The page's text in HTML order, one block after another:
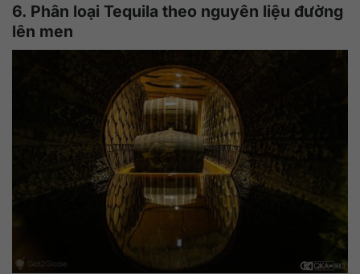
6. Phân loại Tequila theo nguyên liệu đường
lên men